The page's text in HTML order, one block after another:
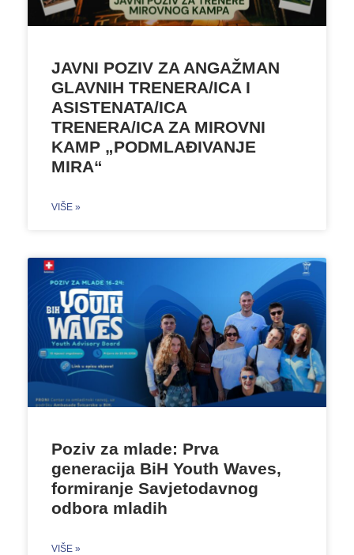
JAVNI POZIV ZA ANGAŽMAN
GLAVNIH TRENERA/ICA I
ASISTENATA/ICA
TRENERA/ICA ZA MIROVNI
KAMP „PODMLAĐIVANJE
MIRA“
VIŠE »
Poziv za mlade: Prva
generacija BiH Youth Waves,
formiranje Savjetodavnog
odbora mladih
VIŠE »